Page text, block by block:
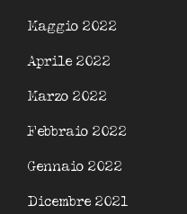
Maggio 2022
Aprile 2022
Marzo 2022
Febbraio 2022
Gennaio 2022
Dicembre 2021